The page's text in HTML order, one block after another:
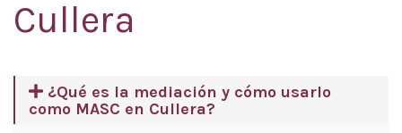
Cullera
¿Qué es la mediación y cómo usarlo
como MASC en Cullera?